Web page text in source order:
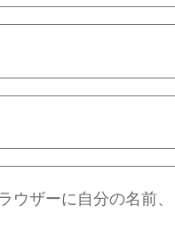
ウザーに自分の名前